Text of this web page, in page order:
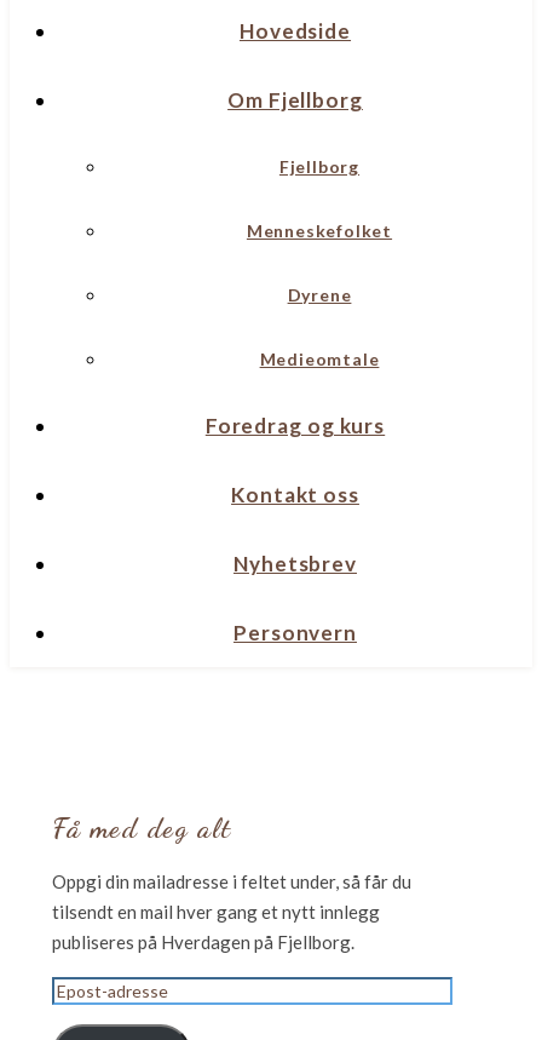
Hovedside
Om Fjellborg
Fjellborg
Menneskefolket
Dyrene
Medieomtale
Foredrag og kurs
Kontakt oss
Nyhetsbrev
Personvern
Få med deg alt
Oppgi din mailadresse i feltet under, så får du
tilsendt en mail hver gang et nytt innlegg
publiseres på Hverdagen på Fjellborg.
Epost-
adresse